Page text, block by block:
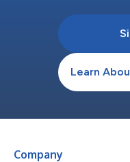
Learn
Company